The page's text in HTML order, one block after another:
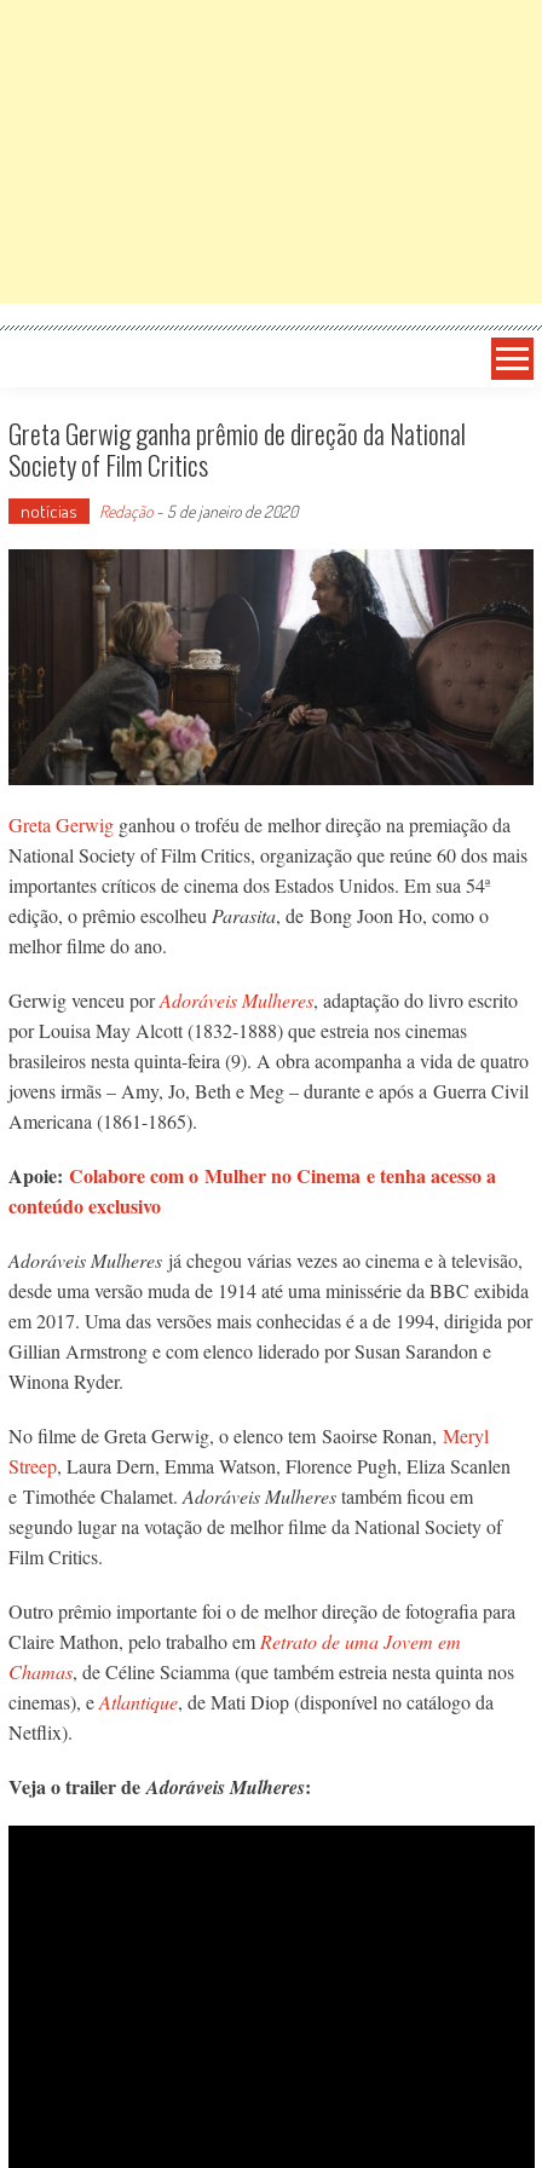
Greta Gerwig ganha prêmio de direção da National
Society of Film Critics
notícias Redação- 5 de janeiro de 2020
Greta Gerwigganhou o troféu de melhor direção na premiação da
National Society of Film Critics, organização que reúne 60 dos mais
importantes críticos de cinema dos Estados Unidos. Em sua 54ª
edição, o prêmio escolheuParasita, de Bong Joon Ho, como o
melhor filme do ano.
Gerwig venceu porAdoráveis Mulheres, adaptação do livro escrito
por Louisa May Alcott (1832-1888) que estreia nos cinemas
brasileiros nesta quinta-feira (9). A obra acompanha a vida de quatro
jovens irmãs – Amy, Jo, Beth e Meg – durante e após a Guerra Civil
Americana (1861-1865).
Apoie: Colabore com o Mulher no Cinema e tenha acesso a
conteúdo exclusivo
Adoráveis Mulheresjá chegou várias vezes ao cinema e à televisão,
desde uma versão muda de 1914 até uma minissérie da BBC exibida
em 2017. Uma das versões mais conhecidas é a de 1994, dirigida por
Gillian Armstrong e com elenco liderado por Susan Sarandon e
Winona Ryder.
No filme de Greta Gerwig, o elenco tem Saoirse Ronan, Meryl
Streep, Laura Dern, Emma Watson, Florence Pugh, Eliza Scanlen
e Timothée Chalamet.Adoráveis Mulherestambém ficou em
segundo lugar na votação de melhor filme da National Society of
Film Critics.
Outro prêmio importante foi o de melhor direção de fotografia para
Claire Mathon, pelo trabalho emRetrato de uma Jovem em
Chamas, de Céline Sciamma (que também estreia nesta quinta nos
cinemas), eAtlantique, de Mati Diop (disponível no catálogo da
Netflix).
Veja o trailer deAdoráveis Mulheres: